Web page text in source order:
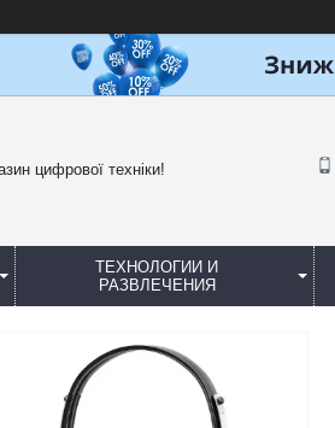
цифрової техніки!
ТЕХНОЛОГИИ И
РАЗВЛЕЧЕНИЯ